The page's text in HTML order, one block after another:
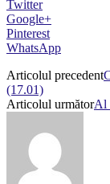
Twitter
Google+
Pinterest
WhatsApp
Articolul precedent
(17.01)
Articolul următorAl